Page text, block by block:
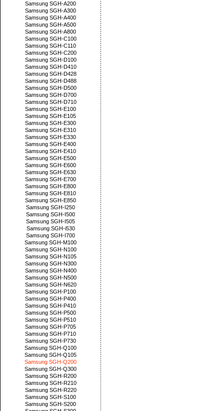
Samsung SGH-A200
Samsung SGH-A300
Samsung SGH-A400
Samsung SGH-A500
Samsung SGH-A800
Samsung SGH-C100
Samsung SGH-C110
Samsung SGH-C200
Samsung SGH-D100
Samsung SGH-D410
Samsung SGH-D428
Samsung SGH-D488
Samsung SGH-D500
Samsung SGH-D700
Samsung SGH-D710
Samsung SGH-E100
Samsung SGH-E105
Samsung SGH-E300
Samsung SGH-E310
Samsung SGH-E330
Samsung SGH-E400
Samsung SGH-E410
Samsung SGH-E500
Samsung SGH-E600
Samsung SGH-E630
Samsung SGH-E700
Samsung SGH-E800
Samsung SGH-E810
Samsung SGH-E850
Samsung SGH-I250
Samsung SGH-I500
Samsung SGH-I505
Samsung SGH-i530
Samsung SGH-I700
Samsung SGH-M100
Samsung SGH-N100
Samsung SGH-N105
Samsung SGH-N300
Samsung SGH-N400
Samsung SGH-N500
Samsung SGH-N620
Samsung SGH-P100
Samsung SGH-P400
Samsung SGH-P410
Samsung SGH-P500
Samsung SGH-P510
Samsung SGH-P705
Samsung SGH-P710
Samsung SGH-P730
Samsung SGH-Q100
Samsung SGH-Q105
Samsung SGH-Q200
Samsung SGH-Q300
Samsung SGH-R200
Samsung SGH-R210
Samsung SGH-R220
Samsung SGH-S100
Samsung SGH-S200